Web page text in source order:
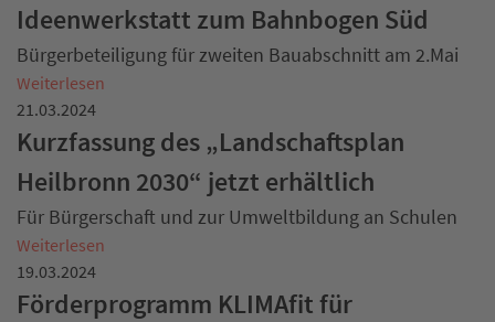
Ideenwerkstatt zum Bahnbogen Süd
Bürgerbeteiligung für zweiten Bauabschnitt am 2.Mai
Weiterlesen
21.03.2024
Kurzfassung des „Landschaftsplan
Heilbronn 2030“ jetzt erhältlich
Für Bürgerschaft und zur Umweltbildung an Schulen
Weiterlesen
19.03.2024
Förderprogramm KLIMAfit für